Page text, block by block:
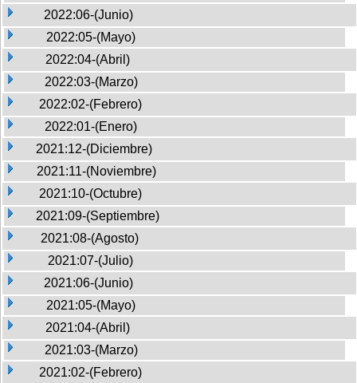
2022:06-(Junio)
2022:05-(Mayo)
2022:04-(Abril)
2022:03-(Marzo)
2022:02-(Febrero)
2022:01-(Enero)
2021:12-(Diciembre)
2021:11-(Noviembre)
2021:10-(Octubre)
2021:09-(Septiembre)
2021:08-(Agosto)
2021:07-(Julio)
2021:06-(Junio)
2021:05-(Mayo)
2021:04-(Abril)
2021:03-(Marzo)
2021:02-(Febrero)